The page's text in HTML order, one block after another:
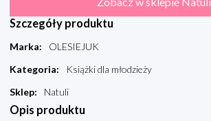
Szczegóły produktu
Marka:
OLESIEJUK
Kategoria:
Książki dla młodzieży
Sklep: Natuli
Opis produktu